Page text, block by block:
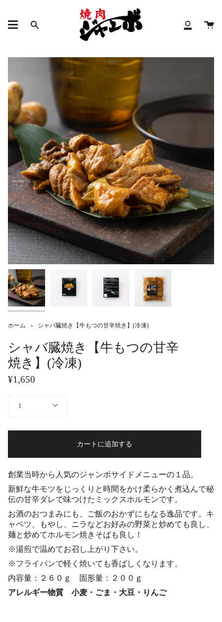
検
ア
ン
カ
ホーム シャバ臓焼き【牛もつの甘辛焼き】(冷凍)
シャバ臓焼き【牛もつの甘辛
焼き】(冷凍)
¥1,650
1
カートに追加する
創業当時から人気のジャンボサイドメニューの１品。
新鮮な牛モツをじっくりと時間をかけ柔らかく煮込んで秘
伝の甘辛ダレで味つけたミックスホルモンです。
お酒のおつまみにも、ご飯のおかずにもなる逸品です。キ
ャベツ、もやし、ニラなどお好みの野菜と炒めても良し、
麺と炒めてホルモン焼きそばも良し！
※湯煎で温めてお召し上がり下さい。
※フライパンで軽く焼いても香ばしくなります。
内容量：２６０ｇ 固形量：２００ｇ
アレルギー物質 小麦・ごま・大豆・りんご